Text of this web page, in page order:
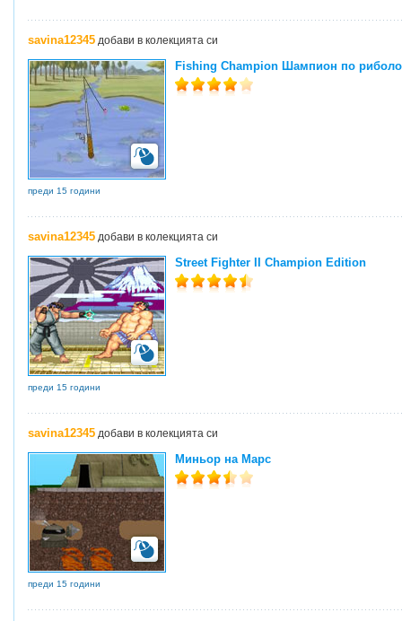
savina12345 добави в колекцията си
Fishing Champion Шампион по
преди 15 години
savina12345 добави в колекцията си
Street Fighter II Champion Edition
преди 15 години
savina12345 добави в колекцията си
Миньор на Марс
преди 15 години